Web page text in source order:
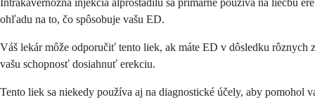
ohľadu na to, čo spôsobuje vašu ED.
Váš lekár môže odporučiť tento liek, ak máte ED v dôsledku
vašu schopnosť dosiahnuť erekciu.
Tento liek sa niekedy používa aj na diagnostické účely, aby pomohol